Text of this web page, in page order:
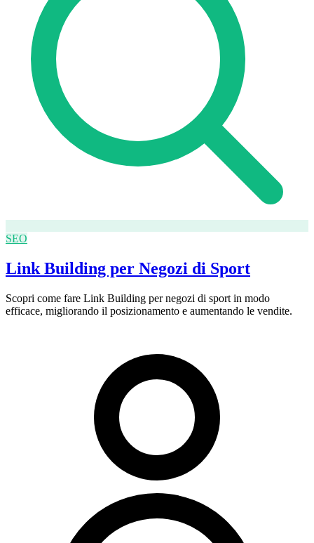
SEO
Link Building per Negozi di Sport
Scopri come fare Link Building per negozi di sport in modo
efficace, migliorando il posizionamento e aumentando le vendite.